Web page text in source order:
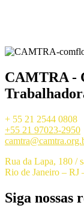
CAMTRA -
+ 55 21 2544 0808
+55 21 97023-2950
Rua da Lapa, 180 /
Rio de Janeiro – RJ
Siga nossas